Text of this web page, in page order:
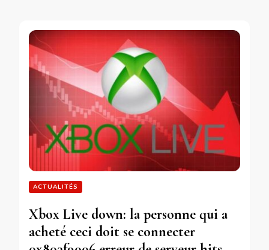
ACTUALITÉS
Xbox Live down: la personne qui a
acheté ceci doit se connecter